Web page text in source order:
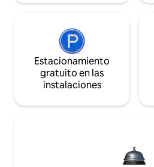
Estacionamiento
gratuito en las
instalaciones